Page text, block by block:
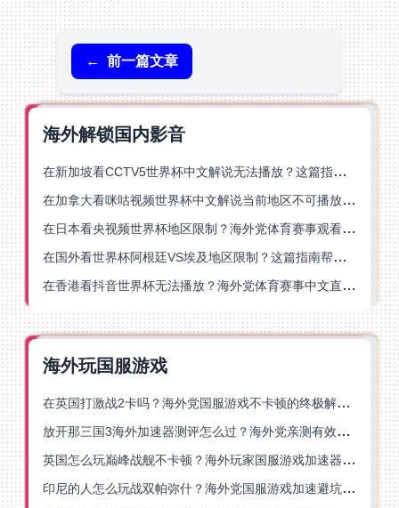
← 前一篇文章
海外解锁国内影音
在新加坡看CCTV5世界杯中文解说无法播放？这篇指南帮你解锁海外体育直播自由
在加拿大看咪咕视频世界杯中文解说当前地区不可播放？这篇指南帮你一键解决
在日本看央视频世界杯地区限制？海外党体育赛事观看终极指南
在国外看世界杯阿根廷VS埃及地区限制？这篇指南帮你搞定中文直播+解说
在香港看抖音世界杯无法播放？海外党体育赛事中文直播终极指南
海外玩国服游戏
在英国打激战2卡吗？海外党国服游戏不卡顿的终极解决方案
放开那三国3海外加速器测评怎么过？海外党亲测有效的国服游戏加速指南
英国怎么玩巅峰战舰不卡顿？海外玩家国服游戏加速器终极指南
印尼的人怎么玩战双帕弥什？海外党国服游戏加速避坑指南